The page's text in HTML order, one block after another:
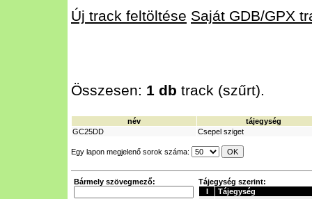
Új track feltöltése Saját GDB/GPX
Összesen: 1 db track (szűrt).
név
tájegység
GC25DD
Csepel sziget
Egy lapon megjelenő sorok száma:
Bármely szövegmező:
Tájegység szerint:
I
Tájegység